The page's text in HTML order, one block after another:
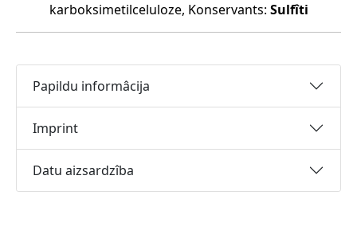
karboksimetilceluloze, Konservants: Sulfîti
Papildu informâcija
Imprint
Datu aizsardzîba